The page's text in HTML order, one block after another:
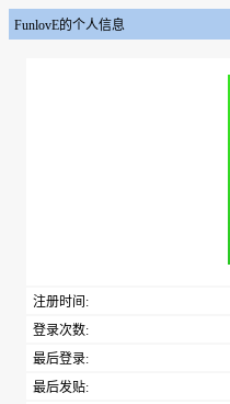
FunlovE的个人信息
注册时间:
登录次数:
最后登录:
最后发贴: